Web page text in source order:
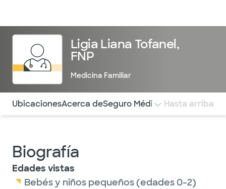
Ligia Liana Tofanel,
FNP
Medicina Familiar
Utilice esta navegación para saltar rápidamente a
UbicacionesAcerca deSeguro Médico COMENTARIOS
Hasta arriba
Biografía
Edades vistas
Bebés y niños pequeños (edades 0-2)